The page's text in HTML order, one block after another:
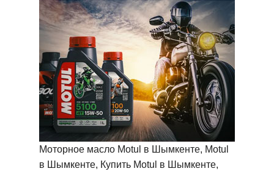
Моторное масло Motul в Шымкенте, Motul
в Шымкенте, Купить Motul в Шымкенте,